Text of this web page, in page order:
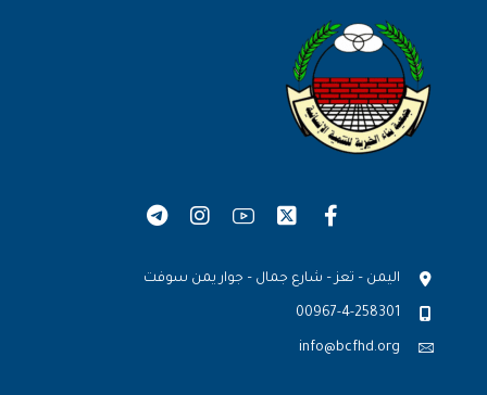
اليمن – تعز – شارع جمال – جوار يمن سوفت
00967-4-258301
info@bcfhd.org